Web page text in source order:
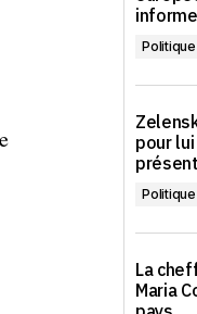
Politique
pour
Politique
La
Maria